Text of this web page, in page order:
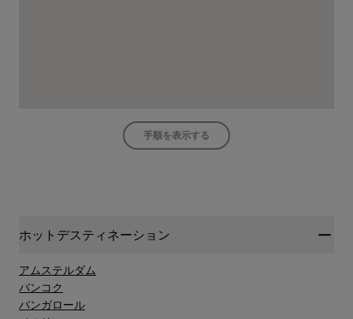
手順を表示する
ホットデスティネーション
アムステルダム
バンコク
バンガロール